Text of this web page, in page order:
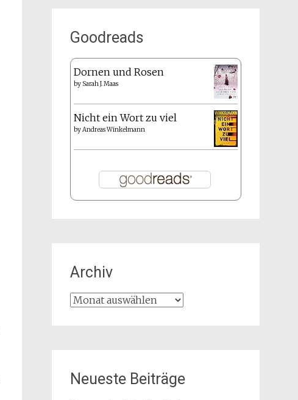
Goodreads
Dornen und Rosen
by Sarah J. Maas
Nicht ein Wort zu viel
byAndreas Winkelmann
Archiv
Archiv
Neueste Beiträge